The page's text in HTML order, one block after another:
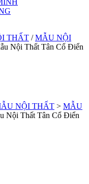
THẤT /MẪU NỘI
Nội Thất Tân Cổ Điển
NỘI THẤT > MẪU
Nội Thất Tân Cổ Điển